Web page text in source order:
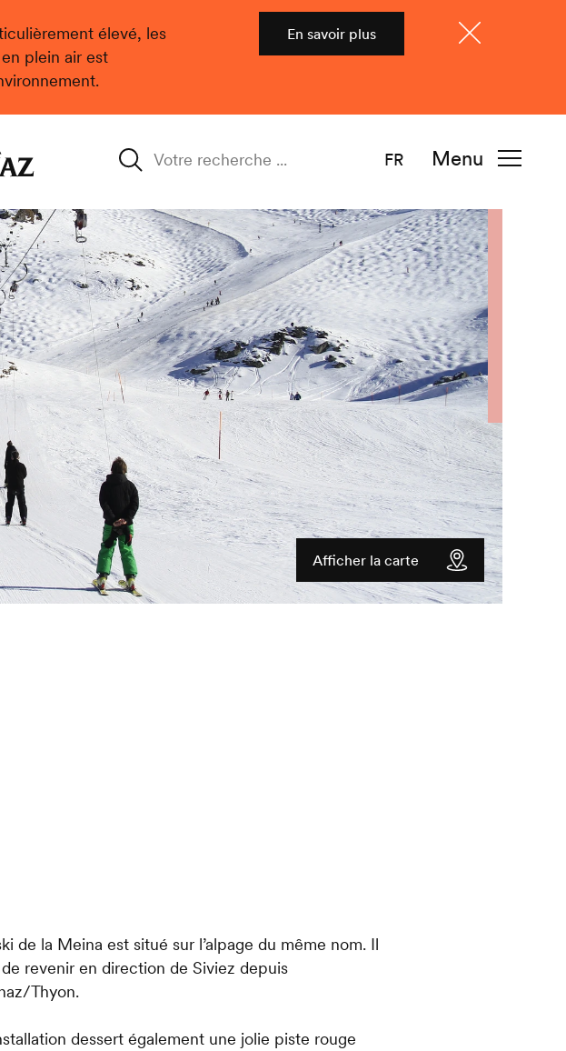
élevé, les
plein air est
En savoir plus
Menu
Afficher la carte
de la Meina est situé sur l’alpage du même nom. Il
revenir en direction de Siviez depuis
Thyon.
dessert également une jolie piste rouge